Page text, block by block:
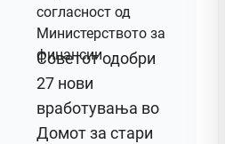
Советот одобри
27 нови
вработувања во
Домот за стари